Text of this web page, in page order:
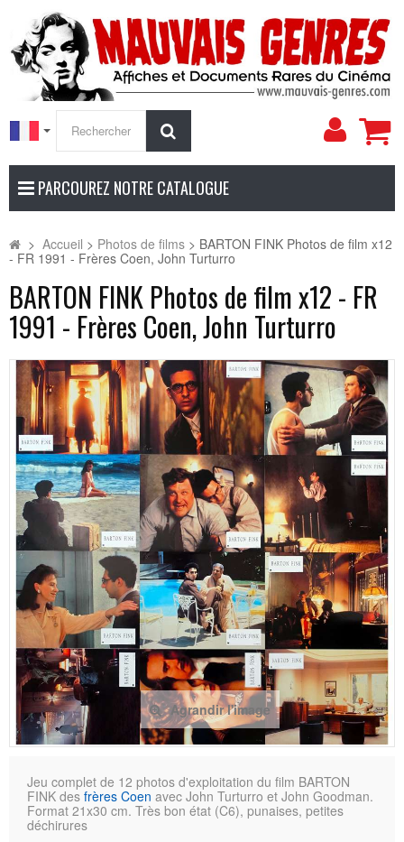
Mon
PARCOUREZ NOTRE CATALOGUE
> Accueil > Photos de films > BARTON FINK Photos de film x12
- FR 1991 - Frères Coen, John Turturro
BARTON FINK Photos de film x12 - FR
1991 - Frères Coen, John Turturro
Agrandir l'image
Jeu complet de 12 photos d'exploitation du film BARTON
FINK des frères Coen avec John Turturro et John Goodman.
Format 21x30 cm. Très bon état (C6), punaises, petites
déchirures